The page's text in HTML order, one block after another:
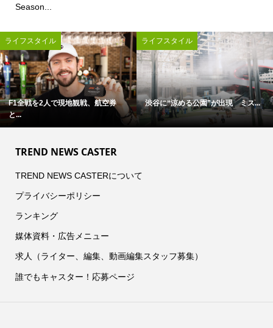
Season...
ライフスタイル
F1全戦を2人で現地観戦、航空券
と...
ライフスタイル
渋谷に“涼める公園”が出現 ミス...
TREND NEWS CASTER
TREND NEWS CASTERについて
プライバシーポリシー
ランキング
媒体資料・広告メニュー
求人（ライター、編集、動画編集スタッフ募集）
誰でもキャスター！応募ページ